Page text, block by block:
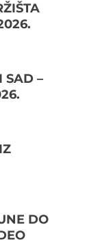
SAD –
DO